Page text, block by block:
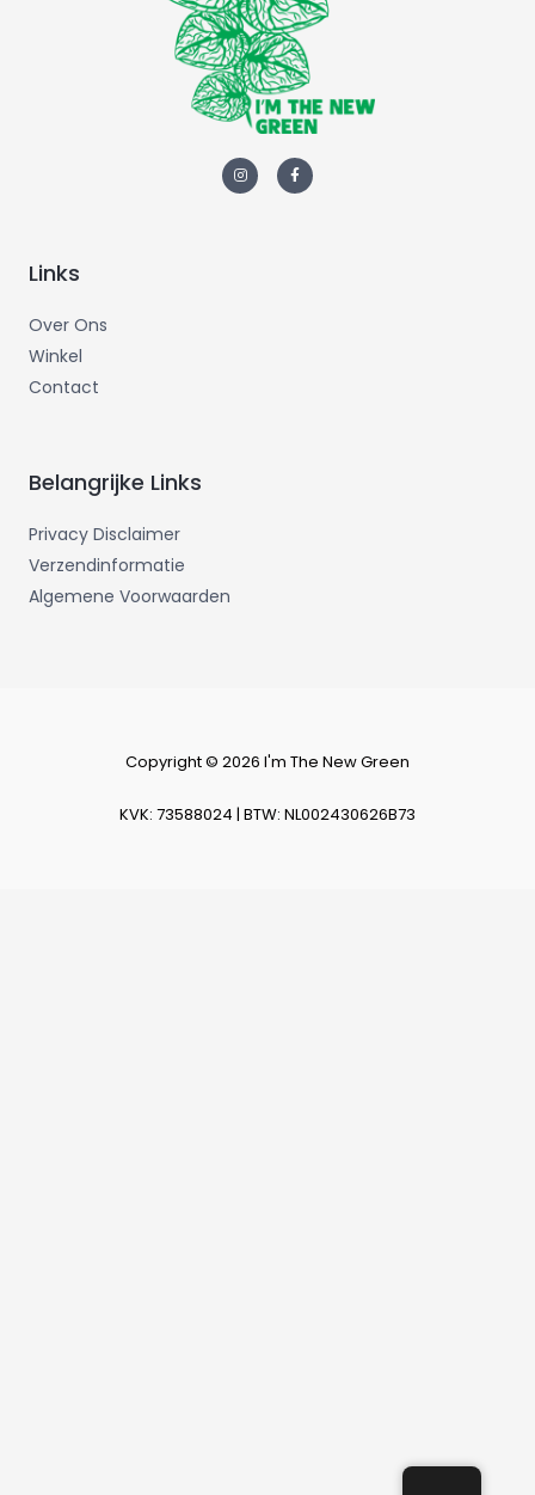
Links
Over Ons
Winkel
Contact
Belangrijke Links
Privacy Disclaimer
Verzendinformatie
Algemene Voorwaarden
Copyright © 2026 I'm The New Green
KVK: 73588024 | BTW: NL002430626B73